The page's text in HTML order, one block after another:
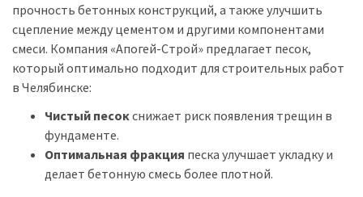
прочность бетонных конструкций, а также улучшить
сцепление между цементом и другими компонентами
смеси. Компания «Апогей-Строй» предлагает песок,
который оптимально подходит для строительных работ
в Челябинске:
Чистый песок снижает риск появления трещин в
фундаменте.
Оптимальная фракция песка улучшает укладку и
делает бетонную смесь более плотной.